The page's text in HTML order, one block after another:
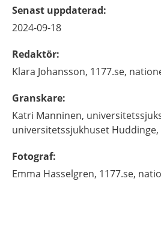
Senast uppdaterad:
2024-09-18
Redaktör:
Klara Johansson, 1177.se,
Granskare:
Katri Manninen,
universitetssjukhuset Huddinge,
Fotograf:
Emma Hasselgren, 1177.se,